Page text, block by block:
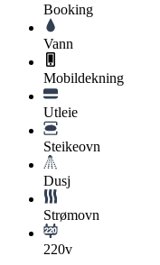
Booking
Vann
Mobildekning
Utleie
Steikeovn
Dusj
Strømovn
220v